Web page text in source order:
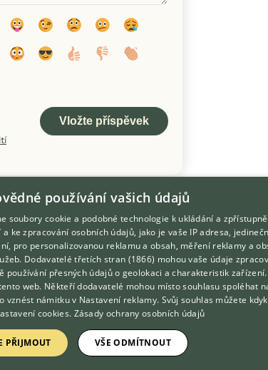
O nás
Kontakt
Možnosti zvýraznění inzerátů
Zpracování osobních údajů
používání vašich údajů
soubory cookie a podobné technologie k ukládání a
ke zpracování osobních údajů, jako je vaše IP adresa,
pro personalizovanou reklamu a obsah, měření reklamy a
Dodavatelé třetích stran (1866) mohou vaše údaje
používání přesných údajů o geolokaci a charakteristik zařízení.
web. Někteří dodavatelé mohou místo souhlasu spoléhat
vznést námitku v Nastavení reklamy. Svůj souhlas můžete
cookies. Zásady ochrany osobních údajů
PŘIJMOUT VŠE ODMÍTNOUT